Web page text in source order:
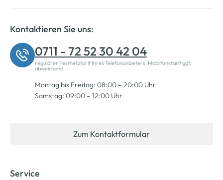
Kontaktieren Sie uns:
0711 - 72 52 30 42 04
regulärer Festnetztarif Ihres Telefonanbieters, Mobilfunktarif ggf.
abweichend.
Montag bis Freitag: 08:00 – 20:00 Uhr
Samstag: 09:00 – 12:00 Uhr
Zum Kontaktformular
Service